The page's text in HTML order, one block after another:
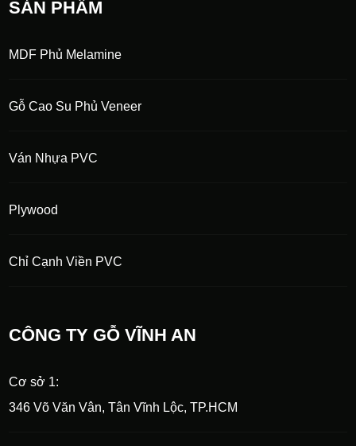
SẢN PHẨM
MDF Phủ Melamine
Gỗ Cao Su Phủ Veneer
Ván Nhựa PVC
Plywood
Chỉ Cạnh Viền PVC
CÔNG TY GỖ VĨNH AN
Cơ sở 1:
346 Võ Văn Vân, Tân Vĩnh Lộc, TP.HCM